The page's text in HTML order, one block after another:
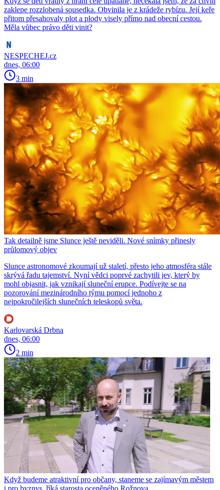
zaklepe rozzlobená sousedka. Obvinila je z krádeže rybízu. Její keře
přitom přesahovaly plot a plody visely přímo nad obecní cestou.
Měla vůbec právo děti vinit?
NESPECHEJ.cz
dnes, 06:00
3 min
Tak detailně jsme Slunce ještě neviděli. Nové snímky přinesly
průlomový objev
Slunce astronomové zkoumají už staletí, přesto jeho atmosféra stále
skrývá řadu tajemství. Nyní vědci poprvé zachytili jev, který by
mohl objasnit, jak vznikají sluneční erupce. Podívejte se na
pozorování mezinárodního týmu pomocí jednoho z
nejpokročilejších slunečních teleskopů světa.
Karlovarská Drbna
dnes, 06:00
2 min
Když budeme atraktivní pro občany, staneme se zajímavým městem